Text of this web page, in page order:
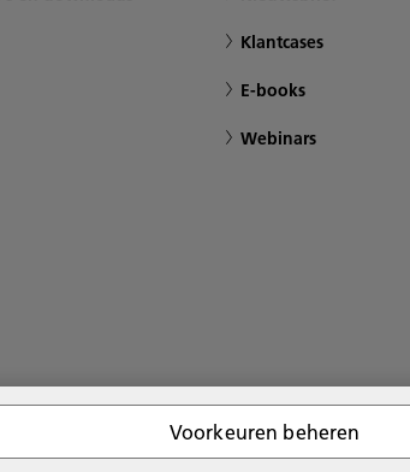
Klantcases
E-books
Webinars
Voorkeuren beheren